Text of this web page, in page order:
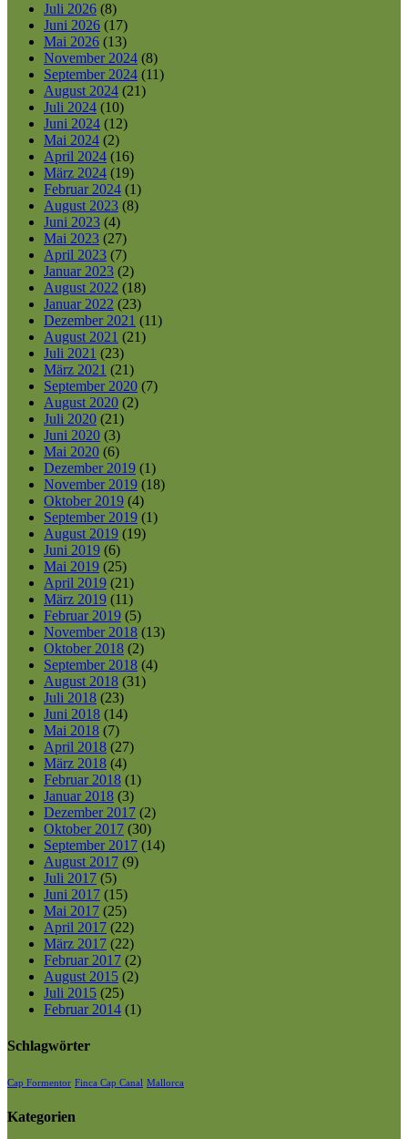
Juli 2026 (8)
Juni 2026 (17)
Mai 2026 (13)
November 2024 (8)
September 2024 (11)
August 2024 (21)
Juli 2024 (10)
Juni 2024 (12)
Mai 2024 (2)
April 2024 (16)
März 2024 (19)
Februar 2024 (1)
August 2023 (8)
Juni 2023 (4)
Mai 2023 (27)
April 2023 (7)
Januar 2023 (2)
August 2022 (18)
Januar 2022 (23)
Dezember 2021 (11)
August 2021 (21)
Juli 2021 (23)
März 2021 (21)
September 2020 (7)
August 2020 (2)
Juli 2020 (21)
Juni 2020 (3)
Mai 2020 (6)
Dezember 2019 (1)
November 2019 (18)
Oktober 2019 (4)
September 2019 (1)
August 2019 (19)
Juni 2019 (6)
Mai 2019 (25)
April 2019 (21)
März 2019 (11)
Februar 2019 (5)
November 2018 (13)
Oktober 2018 (2)
September 2018 (4)
August 2018 (31)
Juli 2018 (23)
Juni 2018 (14)
Mai 2018 (7)
April 2018 (27)
März 2018 (4)
Februar 2018 (1)
Januar 2018 (3)
Dezember 2017 (2)
Oktober 2017 (30)
September 2017 (14)
August 2017 (9)
Juli 2017 (5)
Juni 2017 (15)
Mai 2017 (25)
April 2017 (22)
März 2017 (22)
Februar 2017 (2)
August 2015 (2)
Juli 2015 (25)
Februar 2014 (1)
Schlagwörter
Cap Formentor Finca Cap Canal Mallorca
Kategorien